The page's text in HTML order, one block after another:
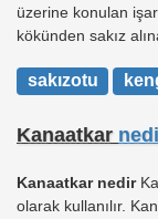
üzerine konulan
kökünden sakız
sakızotu
Kanaatkar
Kanaatkar nedir
olarak kullanılır.